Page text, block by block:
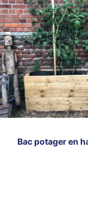
Bac potager en